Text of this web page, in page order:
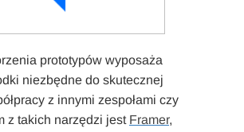
prototypów wyposaża
niezbędne do skutecznej
z innymi zespołami czy
z takich narzędzi jest Framer,